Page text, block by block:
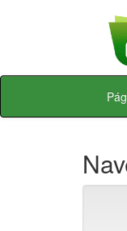
Skip